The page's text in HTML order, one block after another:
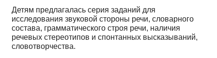
Детям предлагалась серия заданий для
исследования звуковой стороны речи, словарного
состава, грамматического строя речи, наличия
речевых стереотипов и спонтанных высказываний,
словотворчества.